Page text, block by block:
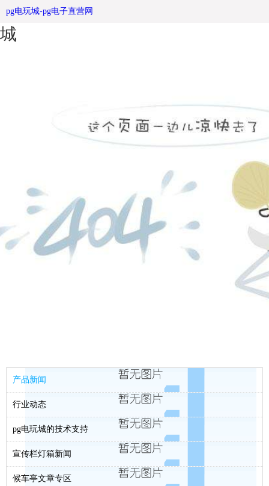
广告垃圾箱也有它的价值观 -pg电玩
城
pg电玩城-pg电子直营网
产品新闻
行业动态
pg电玩城的技术支持
宣传栏灯箱新闻
候车亭文章专区